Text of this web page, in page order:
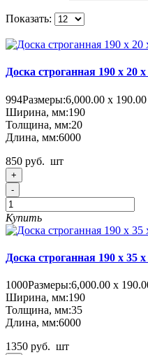
Показать:
Доска строганная 190 x 20
994Размеры:6,000.00 х
Ширина, мм:190
Толщина, мм:20
Длина, мм:6000
850 руб. шт
+
-
Купить
Доска строганная 190 x 35
1000Размеры:6,000.00 х
Ширина, мм:190
Толщина, мм:35
Длина, мм:6000
1350 руб. шт